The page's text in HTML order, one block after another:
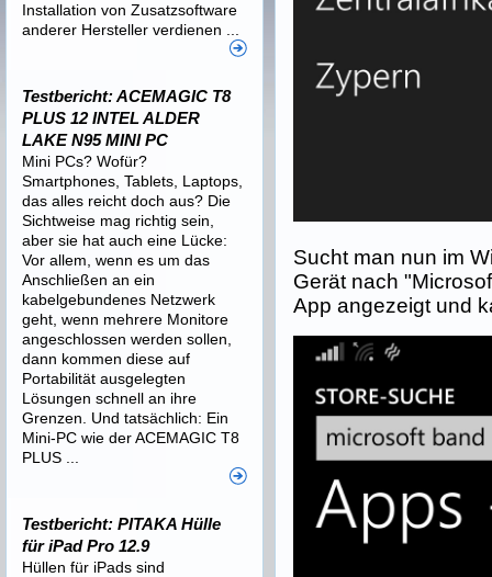
Sucht man nun im
Gerät nach
App angezeigt und
Installation von Zusatzsoftware
anderer Hersteller verdienen ...
Testbericht: ACEMAGIC T8
PLUS 12 INTEL ALDER
LAKE N95 MINI PC
Mini PCs? Wofür?
Smartphones, Tablets, Laptops,
das alles reicht doch aus? Die
Sichtweise mag richtig sein,
aber sie hat auch eine Lücke:
Vor allem, wenn es um das
Anschließen an ein
kabelgebundenes Netzwerk
geht, wenn mehrere Monitore
angeschlossen werden sollen,
dann kommen diese auf
Portabilität ausgelegten
Lösungen schnell an ihre
Grenzen. Und tatsächlich: Ein
Mini-PC wie der ACEMAGIC T8
PLUS ...
Testbericht: PITAKA Hülle
für iPad Pro 12.9
Hüllen für iPads sind